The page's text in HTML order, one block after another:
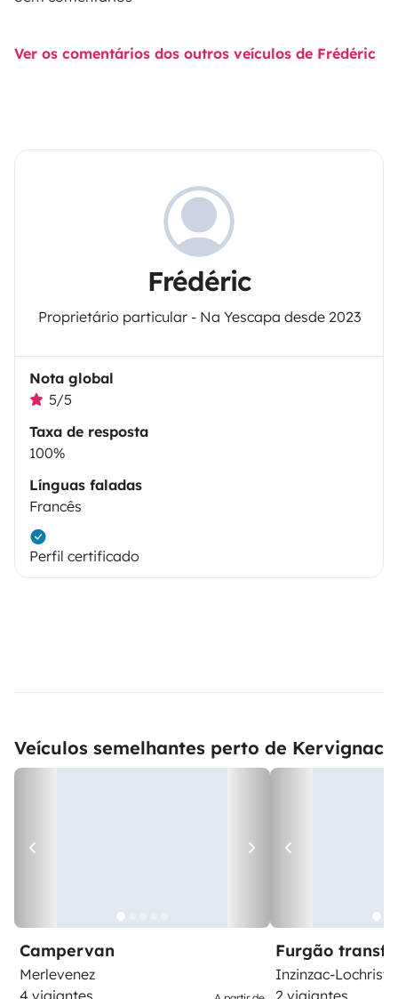
Ver os comentários dos outros veículos de Frédéric
Frédéric
Proprietário particular - Na Yescapa desde 2023
Nota global
5/5
Taxa de resposta
100%
Línguas faladas
Francês
Perfil certificado
Veículos semelhantes perto de Kervignac
Campervan
Merlevenez
4 viajantes
Furgão
Inzinzac-Lochrist
2 viajantes